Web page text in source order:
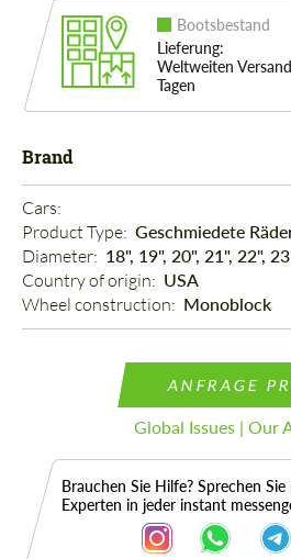
Bootsbestand
Lieferung:
Weltweiten
Tagen
Brand
Cars:
Product Type: Geschmiedete
Diameter: 18", 19", 20", 21", 22",
Country of origin: USA
Wheel construction: Monoblock
ANFRAGE
Global Issues | Our
Brauchen Sie Hilfe? Sprechen
Experten in jeder instant